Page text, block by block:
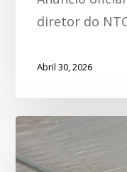
diretor do
Abril 30, 2026